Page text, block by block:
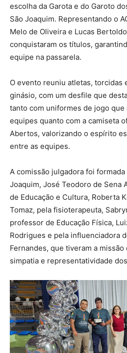
escolha da Garota e do Garoto
São Joaquim. Representando o
Melo de Oliveira e Lucas
conquistaram os títulos,
equipe na passarela.
O evento reuniu atletas, torcidas
ginásio, com um desfile que
tanto com uniformes de jogo que
equipes quanto com a camiseta
Abertos, valorizando o espírito
entre as equipes.
A comissão julgadora foi
Joaquim, José Teodoro de Sena
de Educação e Cultura, Roberta
Tomaz, pela fisioterapeuta,
professor de Educação Física,
Rodrigues e pela influenciadora
Fernandes, que tiveram a
simpatia e representatividade